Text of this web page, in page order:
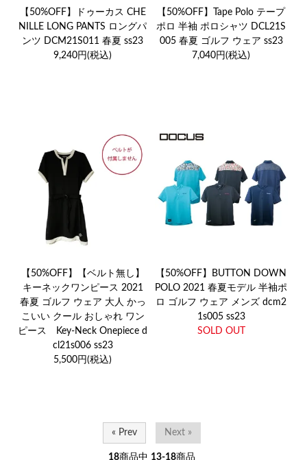
【50%OFF】ドゥーカス CHE
NILLE LONG PANTS ロングパ
ンツ DCM21S011 春夏 ss23
9,240円(税込)
【50%OFF】Tape Polo テープ
ポロ 半袖 ポロシャツ DCL21S
005 春夏 ゴルフ ウェア ss23
7,040円(税込)
【50%OFF】【ベルト無し】
キーネックワンピース 2021
春夏 ゴルフ ウェア 大人 かっ
こいい クール おしゃれ ワン
ピース Key-Neck Onepiece d
cl21s006 ss23
5,500円(税込)
【50%OFF】BUTTON DOWN
POLO 2021 春夏モデル 半袖ポ
ロ ゴルフ ウェア メンズ dcm2
1s005 ss23
SOLD OUT
« Prev Next »
18商品中 13-18商品